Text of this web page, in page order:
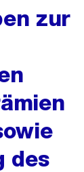
zur
des